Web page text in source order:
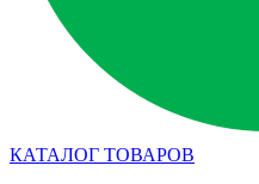
КАТАЛОГ ТОВАРОВ